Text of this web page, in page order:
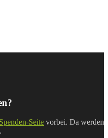
Spenden-Seite vorbei. Da werden